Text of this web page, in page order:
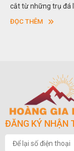
những trụ đá lớn
hoặc hình chữ nhật
THÊM
ĐĂNG KÝ NHẬN